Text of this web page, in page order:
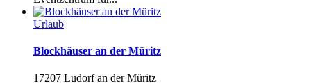
Urlaub
Blockhäuser an der Müritz
17207 Ludorf an der Müritz